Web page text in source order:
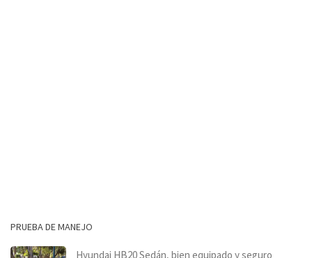
PRUEBA DE MANEJO
Hyundai HB20 Sedán, bien equipado y seguro